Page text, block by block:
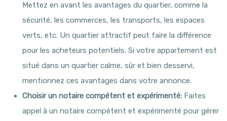
Mettez en avant les avantages du quartier, comme la
sécurité, les commerces, les transports, les espaces
verts, etc. Un quartier attractif peut faire la différence
pour les acheteurs potentiels. Si votre appartement est
situé dans un quartier calme, sûr et bien desservi,
mentionnez ces avantages dans votre annonce.
Choisir un notaire compétent et expérimenté: Faites
appel à un notaire compétent et expérimenté pour gérer